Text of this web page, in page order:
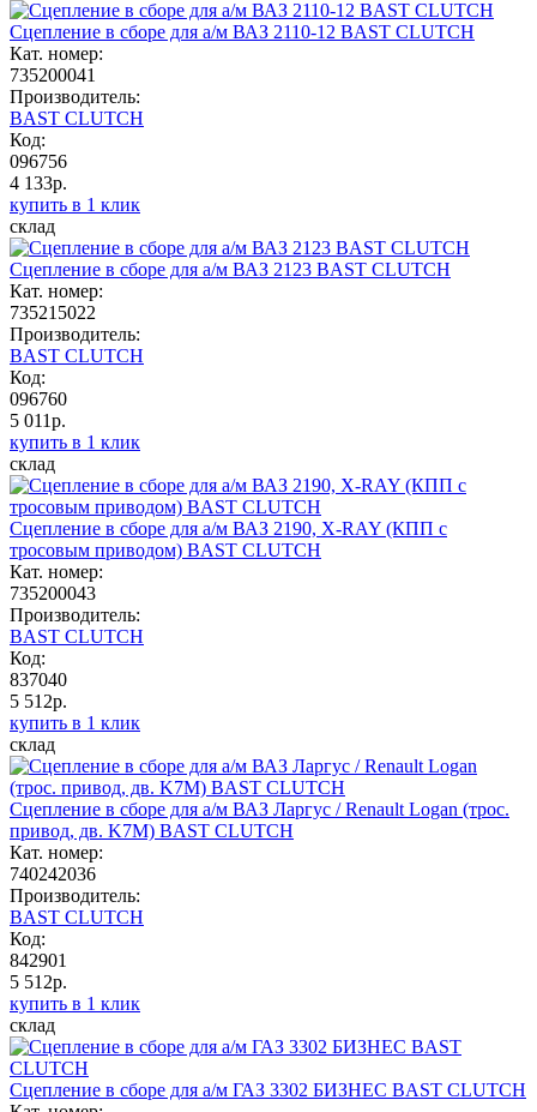
Сцепление в сборе для а/м ВАЗ 2110-12 BAST CLUTCH
Кат. номер:
735200041
Производитель:
BAST CLUTCH
Код:
096756
4 133р.
купить в 1 клик
склад
Сцепление в сборе для а/м ВАЗ 2123 BAST CLUTCH
Кат. номер:
735215022
Производитель:
BAST CLUTCH
Код:
096760
5 011р.
купить в 1 клик
склад
Сцепление в сборе для а/м ВАЗ 2190, X-RAY (КПП с
тросовым приводом) BAST CLUTCH
Кат. номер:
735200043
Производитель:
BAST CLUTCH
Код:
837040
5 512р.
купить в 1 клик
склад
Сцепление в сборе для а/м ВАЗ Ларгус / Renault Logan (трос.
привод, дв. K7M) BAST CLUTCH
Кат. номер:
740242036
Производитель:
BAST CLUTCH
Код:
842901
5 512р.
купить в 1 клик
склад
Сцепление в сборе для а/м ГАЗ 3302 БИЗНЕС BAST CLUTCH